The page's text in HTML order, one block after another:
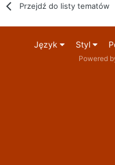
Przejdź do listy tematów
Język Styl
Powered